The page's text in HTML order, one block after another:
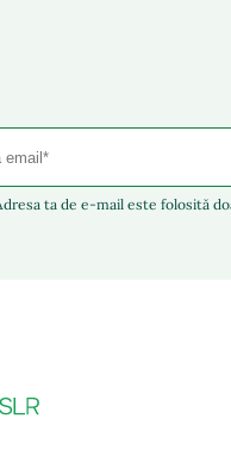
ta de e-mail este folosită